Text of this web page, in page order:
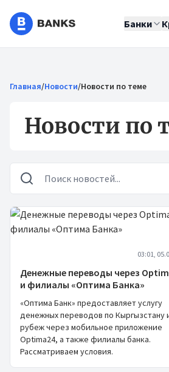
Банки
Главная/Новости/Новости по теме
Новости по
Новости
03:01,
Денежные переводы через
и филиалы «Оптима Банка»
«Оптима Банк» предоставляет услугу
денежных переводов по Кыргызстану
рубеж через мобильное приложение
Optima24, а также филиалы банка.
Рассматриваем условия.